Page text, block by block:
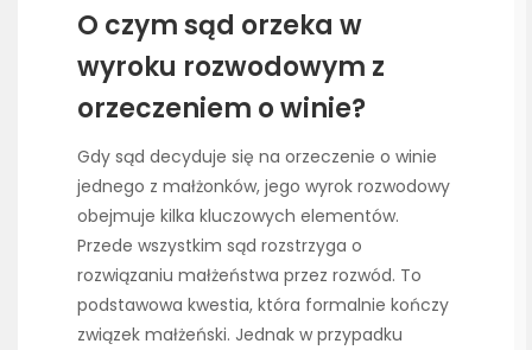
O czym sąd orzeka w
wyroku rozwodowym z
orzeczeniem o winie?
Gdy sąd decyduje się na orzeczenie o winie
jednego z małżonków, jego wyrok rozwodowy
obejmuje kilka kluczowych elementów.
Przede wszystkim sąd rozstrzyga o
rozwiązaniu małżeństwa przez rozwód. To
podstawowa kwestia, która formalnie kończy
związek małżeński. Jednak w przypadku